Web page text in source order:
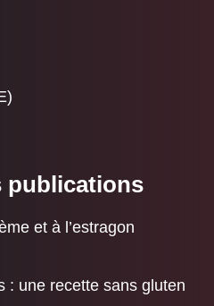
publications
et à l’estragon
: une recette sans gluten